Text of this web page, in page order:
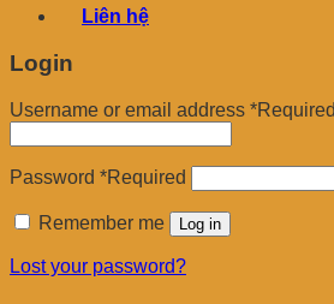
Liên hệ
Login
Username or email address *Required
Password *Required
Remember me Log in
Lost your password?